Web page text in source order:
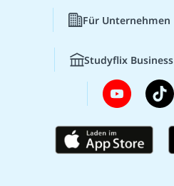
Für Unternehmen
Studyflix Business